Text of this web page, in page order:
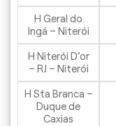
H Geral do
Ingá – Niterói
H Niterói D’or
– RJ – Niterói
H Sta Branca –
Duque de
Caxias